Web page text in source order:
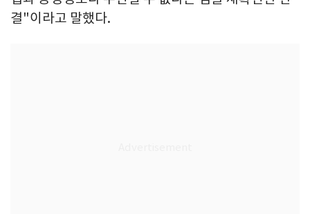
결"이라고 말했다.